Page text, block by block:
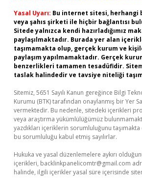
Yasal Uyarı: Bu internet sitesi, herhangi
veya şahıs şirketi ile hiçbir bağlantısı
Sitede yalnızca kendi hazırladığımız
paylaşılmaktadır. Burada yer alan
taşımamakta olup, gerçek kurum ve
paylaşım yapılmamaktadır. Gerçek
benzerlikleri tamamen tesadüfidir.
taslak halindedir ve tavsiye niteliği
Sitemiz, 5651 Sayılı Kanun gereğince Bilgi
Kurumu (BTK) tarafından onaylanmış bir Yer
vermektedir. Bu nedenle, sitedeki içerikleri
veya araştırma yükümlülüğümüz
yazdıkları içeriklerin sorumluluğunu
bu sorumluluğu kabul etmiş sayılırlar.
Hukuka ve yasal düzenlemelere aykırı
içerikleri, backlinkpanelicomtr@gmail.com
halinde, ilgili içerikler yasal süre içerisinde